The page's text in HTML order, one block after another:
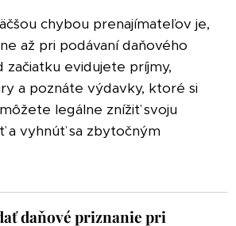
chybou prenajímateľov je,
až pri podávaní daňového
začiatku evidujete príjmy,
a poznáte výdavky, ktoré si
legálne znížiť svoju
a vyhnúť sa zbytočným
daňové priznanie pri